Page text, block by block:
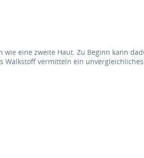
eine zweite Haut. Zu Beginn kann
vermitteln ein